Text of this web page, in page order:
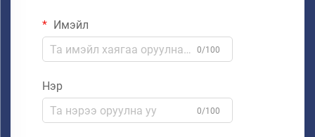
Имэйл
0/100
Нэр
0/100